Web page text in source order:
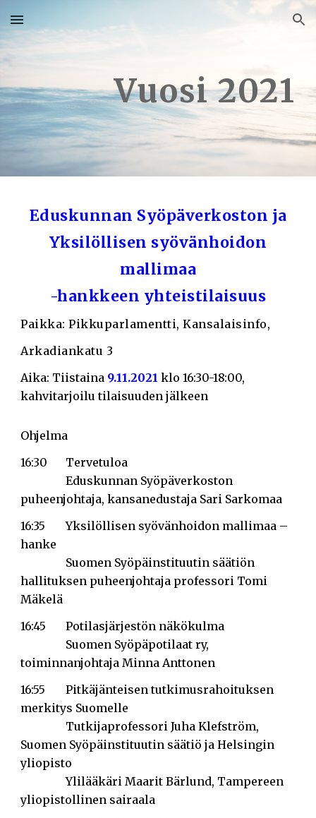
Skip to main content Skip to navigation
Vuosi 2021
Eduskunnan Syöpäverkoston ja
Yksilöllisen syövänhoidon
mallimaa
-hankkeen yhteistilaisuus
Paikka: Pikkuparlamentti, Kansalaisinfo,
Arkadiankatu 3
Aika: Tiistaina 9.11.2021 klo 16:30-18:00,
kahvitarjoilu tilaisuuden jälkeen
Ohjelma
16:30
Tervetuloa
Eduskunnan Syöpäverkoston
puheenjohtaja, kansanedustaja Sari Sarkomaa
16:35
Yksilöllisen syövänhoidon mallimaa –
hanke
Suomen Syöpäinstituutin säätiön
hallituksen puheenjohtaja professori Tomi
Mäkelä
16:45
Potilasjärjestön näkökulma
Suomen Syöpäpotilaat ry,
toiminnanjohtaja Minna Anttonen
16:55
Pitkäjänteisen tutkimusrahoituksen
merkitys Suomelle
Tutkijaprofessori Juha Klefström,
Suomen Syöpäinstituutin säätiö ja Helsingin
yliopisto
Ylilääkäri Maarit Bärlund, Tampereen
yliopistollinen sairaala